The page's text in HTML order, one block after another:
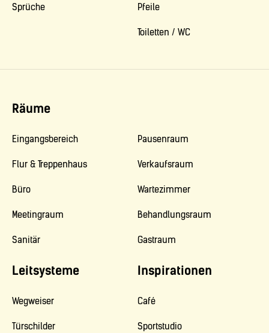
Sprüche Pfeile
Toiletten / WC
Räume
Leitsysteme Inspirationen
Eingangsbereich
Flur & Treppenhaus
Büro
Meetingraum
Sanitär
Pausenraum
Verkaufsraum
Wartezimmer
Behandlungsraum
Gastraum
Wegweiser
Türschilder
Café
Sportstudio